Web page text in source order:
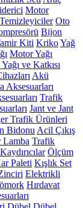
Motor
Oto
Bijon
Kiti KrikoYağ
Motor Yağı
ve Katkısı
Akü
Aksesuarları
Trafik
Jant ve Jant
Trafik Ürünleri
Bidonu Acil Çıkış
Lamba Trafik
Ölçüm
Paleti Kışlık Set
Elektrikli
Hırdavat